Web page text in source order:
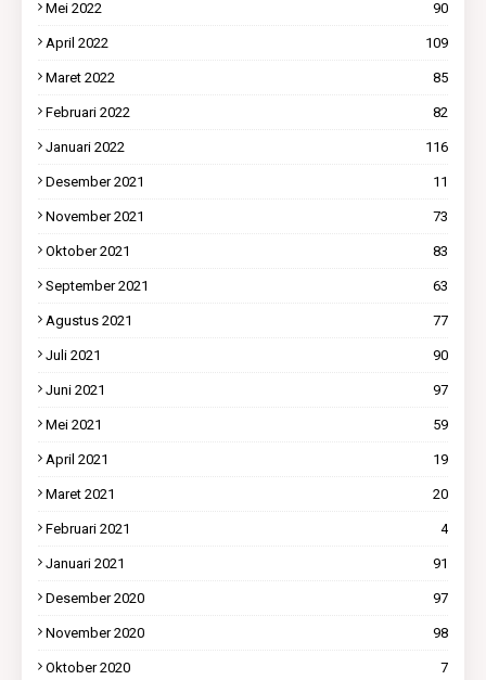
Mei 2022 90
April 2022 109
Maret 2022 85
Februari 2022 82
Januari 2022 116
Desember 2021 11
November 2021 73
Oktober 2021 83
September 2021 63
Agustus 2021 77
Juli 2021 90
Juni 2021 97
Mei 2021 59
April 2021 19
Maret 2021 20
Februari 2021 4
Januari 2021 91
Desember 2020 97
November 2020 98
Oktober 2020 7